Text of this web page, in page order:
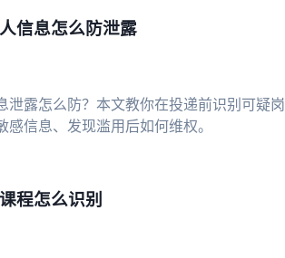
信息怎么防泄露
泄露怎么防？本文教你在投递前识别可疑岗
信息、发现滥用后如何维权。
程怎么识别